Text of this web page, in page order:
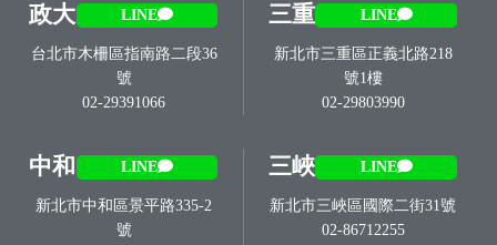
政大 LINE
台北市木柵區指南路二段36
號
02-29391066
三重 LINE
新北市三重區正義北路218
號1樓
02-29803990
中和 LINE
新北市中和區景平路335-2
號
三峽 LINE
新北市三峽區國際二街31號
02-86712255